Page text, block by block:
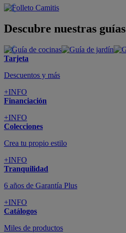
Descubre nuestras guías
Tarjeta
Descuentos y más
+INFO
Financiación
+INFO
Colecciones
Crea tu propio estilo
+INFO
Tranquilidad
6 años de Garantía Plus
+INFO
Catálogos
Miles de productos